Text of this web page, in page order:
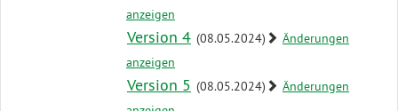
anzeigen
Version 4 (08.05.2024)
Änderungen
anzeigen
Version 5 (08.05.2024)
Änderungen